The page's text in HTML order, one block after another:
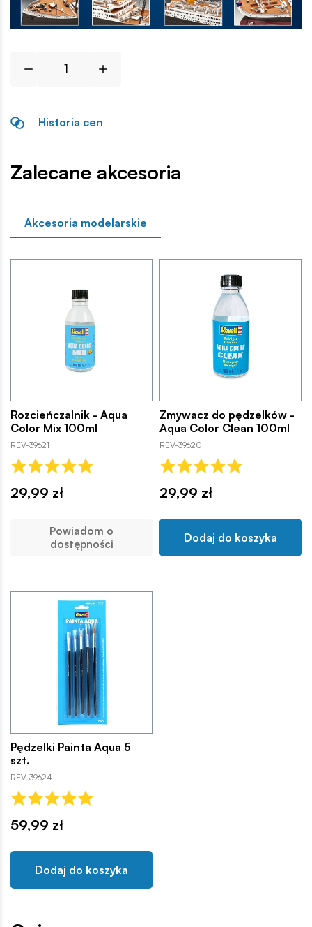
Historia cen
Zalecane akcesoria
Akcesoria modelarskie
Rozcieńczalnik - Aqua
Color Mix 100ml
REV-39621
29,99 zł
Powiadom o
dostępności
Zmywacz do pędzelków -
Aqua Color Clean 100ml
REV-39620
29,99 zł
Dodaj do koszyka
Pędzelki Painta Aqua 5
szt.
REV-39624
59,99 zł
Dodaj do koszyka